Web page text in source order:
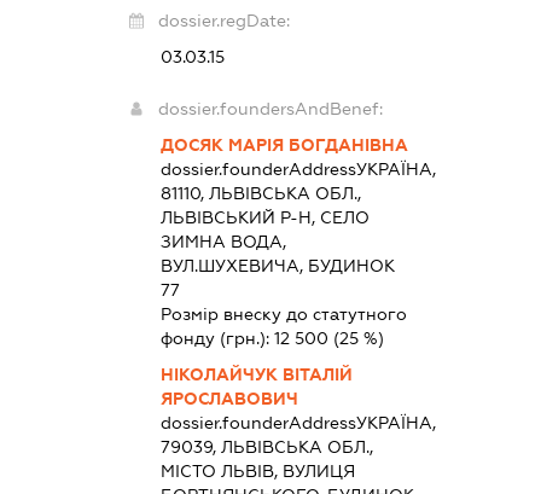
dossier.regDate:
03.03.15
dossier.foundersAndBenef:
ДОСЯК МАРІЯ БОГДАНІВНА
dossier.founderAddressУКРАЇНА,
81110, ЛЬВІВСЬКА ОБЛ.,
ЛЬВІВСЬКИЙ Р-Н, СЕЛО
ЗИМНА ВОДА,
ВУЛ.ШУХЕВИЧА, БУДИНОК
77
Розмір внеску до статутного
фонду (грн.): 12 500 (25 %)
НІКОЛАЙЧУК ВІТАЛІЙ
ЯРОСЛАВОВИЧ
dossier.founderAddressУКРАЇНА,
79039, ЛЬВІВСЬКА ОБЛ.,
МІСТО ЛЬВІВ, ВУЛИЦЯ